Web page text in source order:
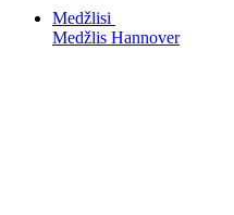
Medžlisi
Medžlis Hannover